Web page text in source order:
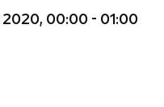
2020, 00:00 - 01:00